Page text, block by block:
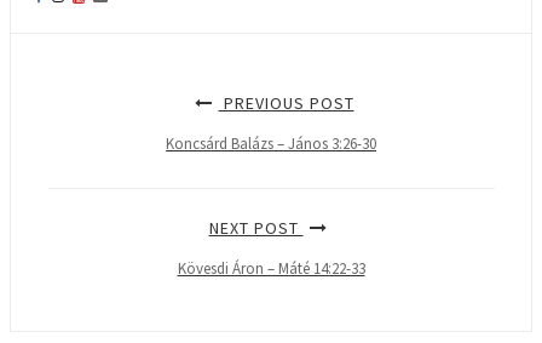
PREVIOUS POST
Koncsárd Balázs – János 3:26-30
NEXT POST
Kövesdi Áron – Máté 14:22-33